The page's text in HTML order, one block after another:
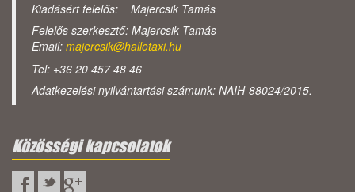
Kiadásért felelős: Majercsik Tamás
Felelős szerkesztő: Majercsik Tamás
Email: majercsik@hallotaxi.hu
Tel: +36 20 457 48 46
Adatkezelési nyilvántartási számunk: NAIH-88024/2015.
Közösségi kapcsolatok